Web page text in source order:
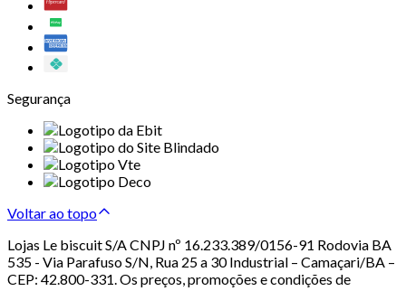
Segurança
Voltar ao topo
Lojas Le biscuit S/A CNPJ nº 16.233.389/0156-91 Rodovia BA
535 - Via Parafuso S/N, Rua 25 a 30 Industrial – Camaçari/BA –
CEP: 42.800-331. Os preços, promoções e condições de